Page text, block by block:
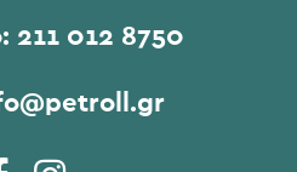
211 012 8750